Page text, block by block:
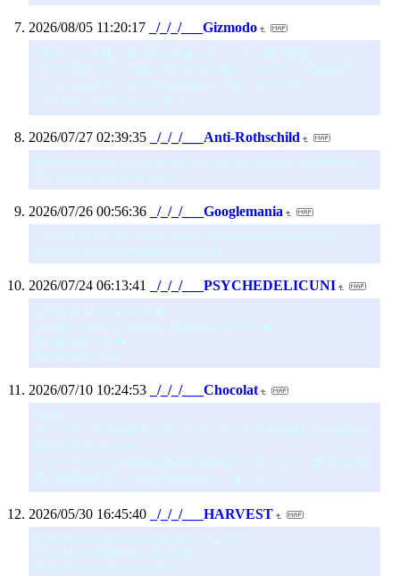
2026/08/05 11:20:17 _/_/_/___Gizmodo
iOS 27ベータ版、真っ先に見直した「グラス感の調整」
ついに発売ファン内蔵で手のひらが涼しいマウス。2万9400円
フィルムカメラにデジタルの便利さ・楽しさをプラス。
「LIGAR」が本日よりクラフ
2026/07/27 02:39:35 _/_/_/___Anti-Rothschild
Find information, resources and relevant links for anti-rothschild.net.
This domain may be for sale.
2026/07/26 00:56:36 _/_/_/___Googlemania
3 0.1838 24217272 require_once( '/home/users/2/minia/web/g-
mania/wp-includes/template-loader.php' )
2026/07/24 06:13:41 _/_/_/___PSYCHEDELICUNI
@長者舎 04/4/44/44:44 ■
Losing*Control @ Aoyama Mandara 04/01/17 ■
Psychedelic Text ■
Psychedelic Links
2026/07/10 10:24:53 _/_/_/___Chocolat
No.01
フリーランスの息抜きにオンラインエンタメを活用して生産性を
高める方法 - Knoow
フリーランスが計画的な息抜きを取り入れることで、集中力の回
復と生産性向上につながる仕組みと、オンライン
2026/05/30 16:45:40 _/_/_/___HARVEST
Each of our studies nowadays show that 21
Mary Meyer RXR May 28, 2026
Each of our studies nowadays